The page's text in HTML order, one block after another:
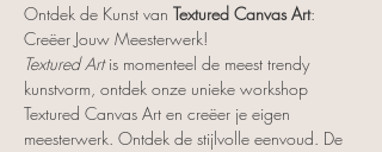
Ontdek de Kunst van Textured Canvas Art:
Creëer Jouw Meesterwerk!
Textured Art is momenteel de meest trendy
kunstvorm, ontdek onze unieke workshop
Textured Canvas Art en creëer je eigen
meesterwerk. Ontdek de stijlvolle eenvoud. De